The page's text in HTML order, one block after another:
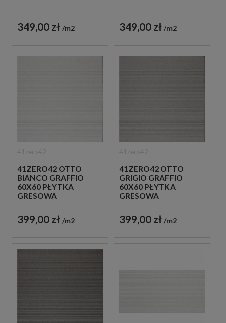
349,00 zł m2 349,00 zł m2
41ZERO42 OTTO
BIANCO GRAFFIO
60X60 PŁYTKA
GRESOWA
399,00 zł m2
41ZERO42 OTTO
GRIGIO GRAFFIO
60X60 PŁYTKA
GRESOWA
399,00 zł m2